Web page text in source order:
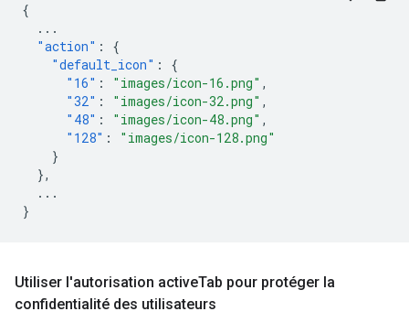
{
...
"action" :
{
"default_icon" :
{
"16" : "images/icon-16.png" ,
"32" : "images/icon-32.png" ,
"48" : "images/icon-48.png" ,
"128" :
"images/icon-128.png"
}
},
...
}
Utiliser l'autorisation activeTab pour protéger la
confidentialité des utilisateurs